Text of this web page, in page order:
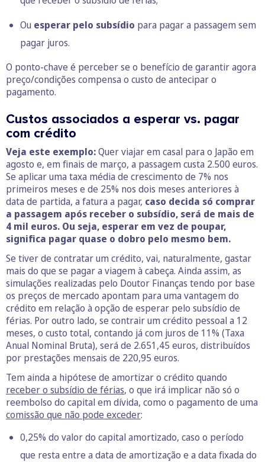
Ou esperar pelo subsídio para pagar a passagem sem
pagar juros.
O ponto-chave é perceber se o benefício de garantir agora
preço/condições compensa o custo de antecipar o
pagamento.
Custos associados a esperar vs. pagar
com crédito
Veja este exemplo:Quer viajar em casal para o Japão em
agosto e, em finais de março, a passagem custa 2.500 euros.
Se aplicar uma taxa média de crescimento de 7% nos
primeiros meses e de 25% nos dois meses anteriores à
data de partida, a fatura a pagar, caso decida só comprar
a passagem após receber o subsídio, será de mais de
4 mil euros. Ou seja, esperar em vez de poupar,
significa pagar quase o dobro pelo mesmo bem.
Se tiver de contratar um crédito, vai, naturalmente, gastar
mais do que se pagar a viagem à cabeça. Ainda assim, as
simulações realizadas pelo Doutor Finanças tendo por base
os preços de mercado apontam para uma vantagem do
crédito em relação à opção de esperar pelo subsídio de
férias. Por outro lado, se contrair um crédito pessoal a 12
meses, o custo total, contando já com juros de 11% (Taxa
Anual Nominal Bruta), será de 2.651,45 euros, distribuídos
por prestações mensais de 220,95 euros.
Tem ainda a hipótese de amortizar o crédito quando
receber o subsídio de férias, o que irá implicar não só o
reembolso do capital em dívida, como o pagamento de uma
comissão que não pode exceder:
0,25% do valor do capital amortizado, caso o período
que resta entre a data de amortização e a data fixada do